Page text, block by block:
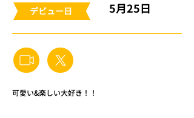
​デビュー日
5月25日
可愛い&楽しい大好き！！